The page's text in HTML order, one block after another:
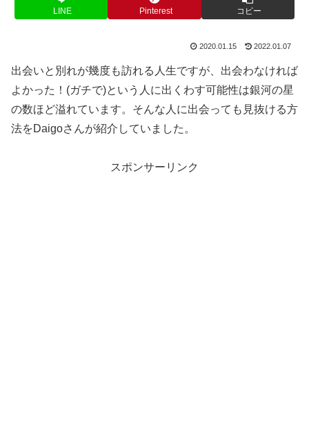
LINE Pinterest コピー
2020.01.15 2022.01.07
出会いと別れが幾度も訪れる人生ですが、出会わなければ
よかった！(ガチで)という人に出くわす可能性は銀河の星
の数ほど溢れています。そんな人に出会っても見抜ける方
法をDaigoさんが紹介していました。
スポンサーリンク